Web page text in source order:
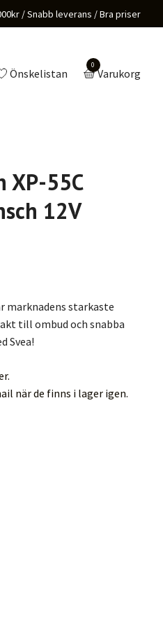
/ Snabb leverans / Bra priser
Önskelistan
0
Varukorg
XP-55C
12V
marknadens starkaste
till ombud och snabba
Svea!
när de finns i lager igen.